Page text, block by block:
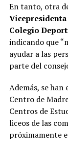
En tanto, otra
Colegio
indicando que
ayudar a las
parte del
Además, se
Centro de
Centros de
liceos de las
próximamente